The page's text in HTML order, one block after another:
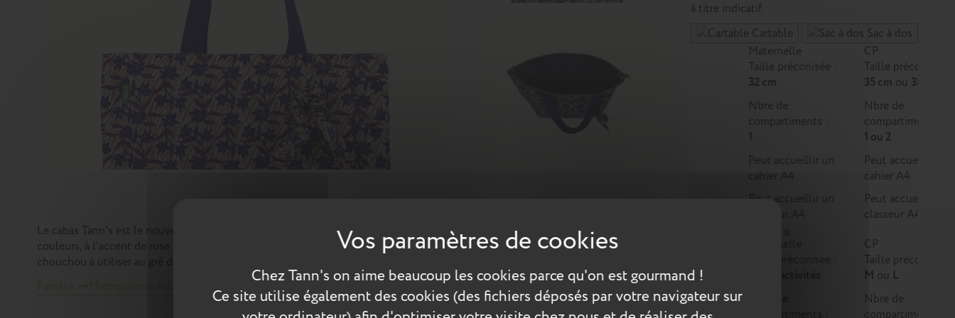
Chez Tann's on aime beaucoup les cookies parce qu'on est gourmand !
Ce site utilise également des cookies (des fichiers déposés par votre navigateur sur
à titre indicatif.
Cartable
Sac à dos
Maternelle
Taille préconisée :
32 cm
Nbre de
compartiments :
1
Peut accueillir un
cahier A4
Peut accueillir un
CP
Taille préconisée :
35 cm ou 38 cm
Nbre de
compartiments :
1 ou 2
Peut accueillir un
cahier A4
Peut accueillir un
classeur A4
CP
Taille préconisée :
M ou L
Nbre de
compartiments :
Le cabas Tann's est le nouvel indispensable du quotidien ! Le modèle Maïna met le Wax à l’honneur. Grâce au choix des
couleurs, à l’accent de rose fluo et son subtil motif zébré, il séduira les adeptes de voyages. Pour sublimer le modèle, un
chouchou à utiliser au gré de ses envies !
Sacs et cartables Adulte Sacs cabas